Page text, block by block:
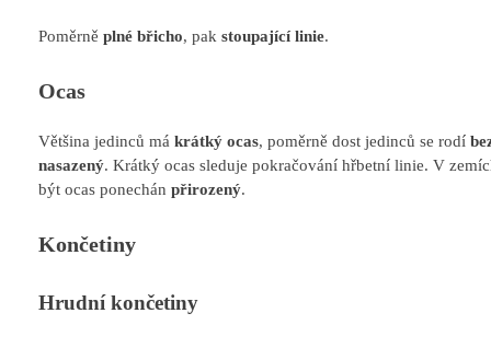
Poměrně plné břicho, pak stoupající linie.
Ocas
Většina jedinců má krátký ocas, poměrně dost jedinců se rodí
nasazený. Krátký ocas sleduje pokračování hřbetní linie. V
být ocas ponechán přirozený.
Končetiny
Hrudní končetiny